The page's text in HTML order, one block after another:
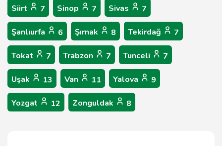
Siirt 7 Sinop 7 Sivas 7
Şanlıurfa 6 Şırnak 8 Tekirdağ 7
Tokat 7 Trabzon 7 Tunceli 7
Uşak 13 Van 11 Yalova 9
Yozgat 12 Zonguldak 8